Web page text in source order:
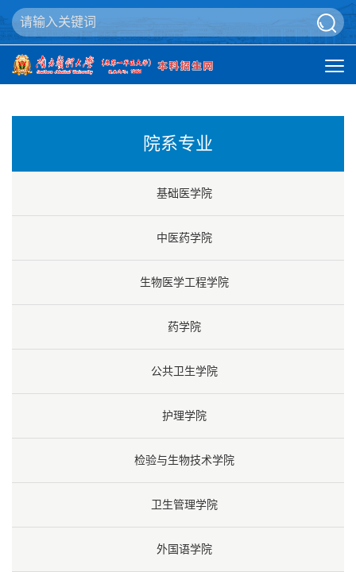
院系专业
基础医学院
中医药学院
生物医学工程学院
药学院
公共卫生学院
护理学院
检验与生物技术学院
卫生管理学院
外国语学院